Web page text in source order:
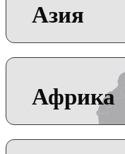
Азия
Африка